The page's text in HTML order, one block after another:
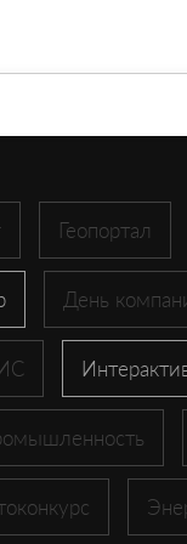
Геопортал
День